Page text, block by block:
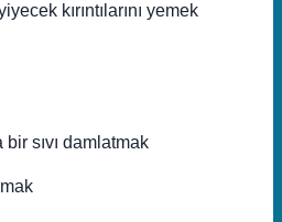
kırıntılarını yemek
sıvı damlatmak